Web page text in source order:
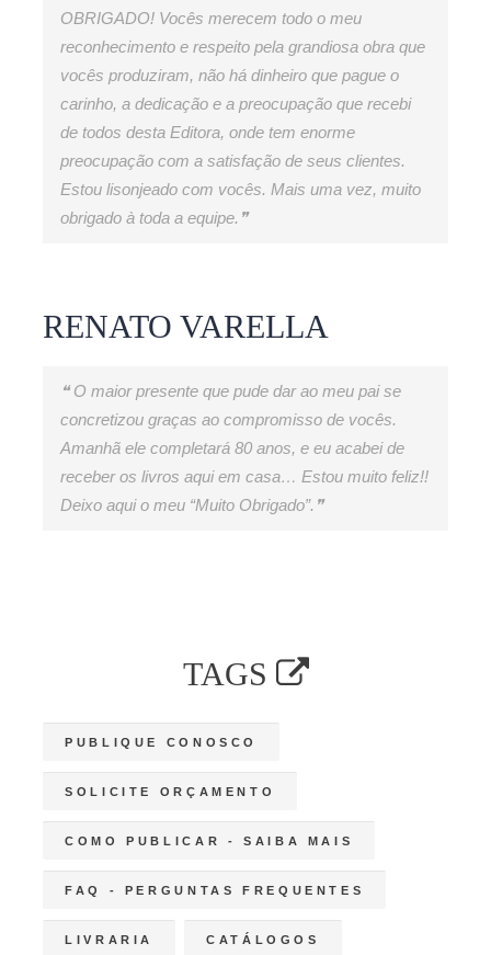
OBRIGADO! Vocês merecem todo o meu
reconhecimento e respeito pela grandiosa obra que
vocês produziram, não há dinheiro que pague o
carinho, a dedicação e a preocupação que recebi
de todos desta Editora, onde tem enorme
preocupação com a satisfação de seus clientes.
Estou lisonjeado com vocês. Mais uma vez, muito
obrigado à toda a equipe.❞
RENATO VARELLA
❝ O maior presente que pude dar ao meu pai se
concretizou graças ao compromisso de vocês.
Amanhã ele completará 80 anos, e eu acabei de
receber os livros aqui em casa… Estou muito feliz!!
Deixo aqui o meu “Muito Obrigado”.❞
TAGS
PUBLIQUE CONOSCO
SOLICITE ORÇAMENTO
COMO PUBLICAR - SAIBA MAIS
FAQ - PERGUNTAS FREQUENTES
LIVRARIA CATÁLOGOS